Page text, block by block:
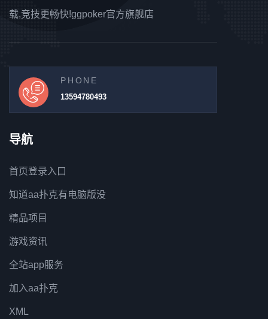
载,竞技更畅快!ggpoker官方旗舰店
PHONE
13594780493
导航
首页登录入口
知道aa扑克有电脑版没
精品项目
游戏资讯
全站app服务
加入aa扑克
XML